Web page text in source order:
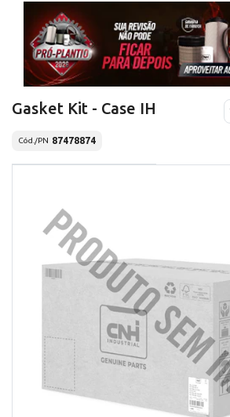
Gasket Kit - Case IH
Cód./PN 87478874